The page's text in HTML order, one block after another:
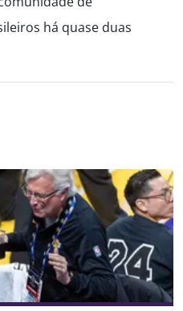
há quase duas